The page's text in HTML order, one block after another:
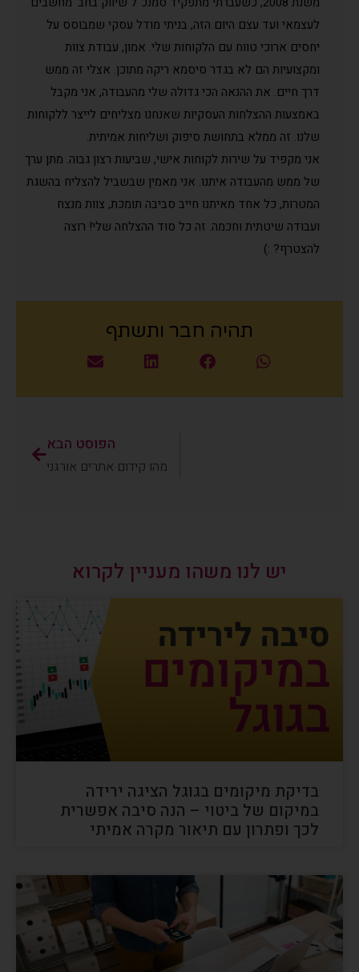
לעצמאי ועד עצם היום הזה, בניתי מודל עסקי שמבוסס על
יחסים ארוכי טווח עם הלקוחות שלי. אמון, עבודת צוות
ומקצועיות הם לא בגדר סיסמא ריקה מתוכן. אצלי זה ממש
דרך חיים. את ההנאה הכי גדולה שלי מהעבודה, אני מקבל
באמצעות ההצלחות העסקיות שאנחנו מצליחים לייצר ללקוחות
שלנו. זה ממלא בתחושת סיפוק ושליחות אמיתית.
אני מקפיד על שירות לקוחות אישי, שביעות רצון גבוה. מתן ערך
של ממש מהעבודה איתנו. אני מאמין שבשביל להצליח בהשגת
המטרות, כל אחד מאיתנו חייב סביבה תומכת, צוות מנצח
ועבודה שיטתית וחכמה. זה כל סוד ההצלחה שלי! רוצה
להצטרף? :)
תהיה חבר ותשתף
הפוסט הבא
מהו קידום אתרים אורגני
יש לנו משהו מעניין לקרוא
בדיקת מיקומים בגוגל הציגה ירידה
במיקום של ביטוי – הנה סיבה אפשרית
לכך ופתרון עם תיאור מקרה אמיתי